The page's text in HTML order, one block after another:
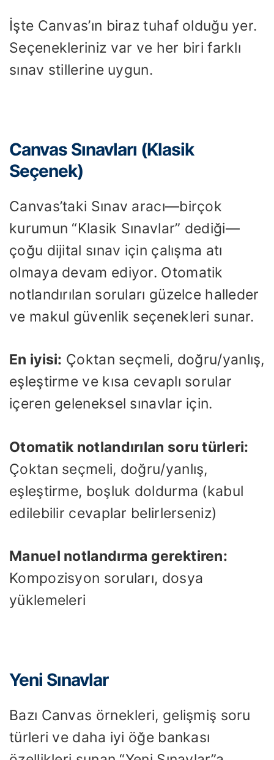
İşte Canvas’ın biraz tuhaf olduğu yer.
Seçenekleriniz var ve her biri farklı
sınav stillerine uygun.
Canvas Sınavları (Klasik
Seçenek)
Canvas’taki Sınav aracı—birçok
kurumun “Klasik Sınavlar” dediği—
çoğu dijital sınav için çalışma atı
olmaya devam ediyor. Otomatik
notlandırılan soruları güzelce halleder
ve makul güvenlik seçenekleri sunar.
En iyisi: Çoktan seçmeli, doğru/yanlış,
eşleştirme ve kısa cevaplı sorular
içeren geleneksel sınavlar için.
Otomatik notlandırılan soru türleri:
Çoktan seçmeli, doğru/yanlış,
eşleştirme, boşluk doldurma (kabul
edilebilir cevaplar belirlerseniz)
Manuel notlandırma gerektiren:
Kompozisyon soruları, dosya
yüklemeleri
Yeni Sınavlar
Bazı Canvas örnekleri, gelişmiş soru
türleri ve daha iyi öğe bankası